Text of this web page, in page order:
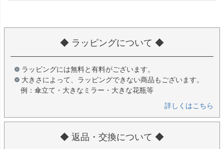
◆ ラッピングについて ◆
ラッピングには無料と有料がございます。
大きさによって、ラッピングできない商品もございます。
例：傘立て・大きなミラー・大きな花瓶等
詳しくはこちら
◆ 返品・交換について ◆